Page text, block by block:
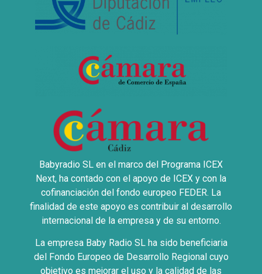
Babyradio SL en el marco del Programa ICEX
Next, ha contado con el apoyo de ICEX y con la
cofinanciación del fondo europeo FEDER. La
finalidad de este apoyo es contribuir al desarrollo
internacional de la empresa y de su entorno.
La empresa Baby Radio SL ha sido beneficiaria
del Fondo Europeo de Desarrollo Regional cuyo
objetivo es mejorar el uso y la calidad de las